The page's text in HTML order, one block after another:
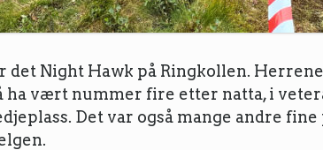
det Night Hawk på Ringkollen.
ha vært nummer fire etter natta, i
Det var også mange andre